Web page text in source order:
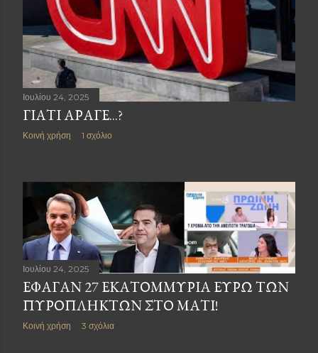
Ιουλίου 24, 2025
ΓΙΑΤΙ ΑΡΑΓΕ...?
Κοινή χρήση 1 σχόλιο
Ιουλίου 24, 2025
ΈΦΑΓΑΝ 27 ΕΚΑΤΟΜΜΎΡΙΑ ΕΥΡΩ ΤΩΝ
ΠΥΡΌΠΛΗΚΤΩΝ ΣΤΟ ΜΑΤΙ!
Κοινή χρήση 3 σχόλια